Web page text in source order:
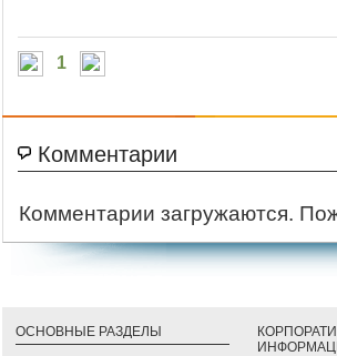
1
Комментарии
Комментарии загружаются.
ОСНОВНЫЕ РАЗДЕЛЫ